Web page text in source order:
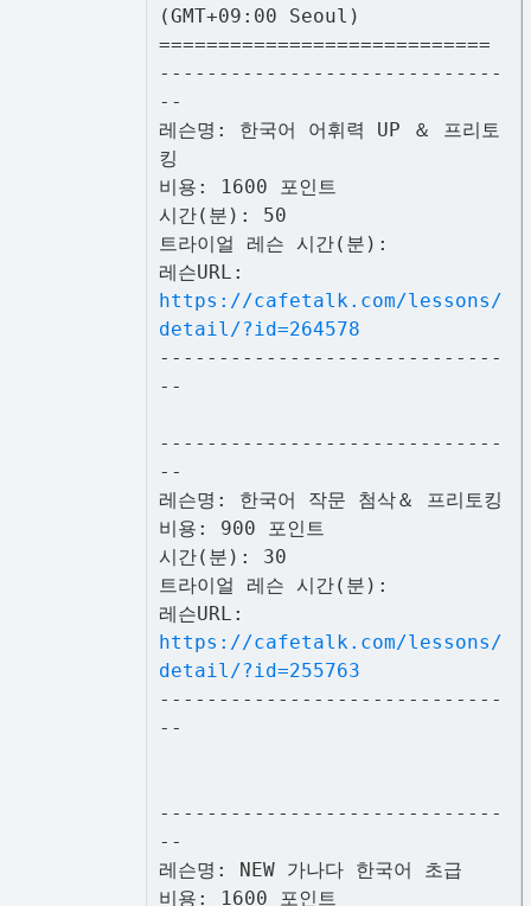
(GMT+09:00 Seoul)
============================
-----------------------------
--
레슨명: 한국어 어휘력 UP ＆ 프리토
킹
비용: 1600 포인트
시간(분): 50
트라이얼 레슨 시간(분):
레슨URL:
https://cafetalk.com/lessons/
detail/?id=264578
-----------------------------
--
-----------------------------
--
레슨명: 한국어 작문 첨삭＆ 프리토킹
비용: 900 포인트
시간(분): 30
트라이얼 레슨 시간(분):
레슨URL:
https://cafetalk.com/lessons/
detail/?id=255763
-----------------------------
--
-----------------------------
--
레슨명: NEW 가나다 한국어 초급
비용: 1600 포인트